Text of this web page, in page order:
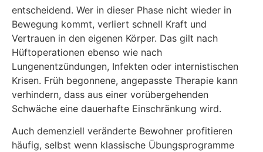
entscheidend. Wer in dieser Phase nicht wieder in
Bewegung kommt, verliert schnell Kraft und
Vertrauen in den eigenen Körper. Das gilt nach
Hüftoperationen ebenso wie nach
Lungenentzündungen, Infekten oder internistischen
Krisen. Früh begonnene, angepasste Therapie kann
verhindern, dass aus einer vorübergehenden
Schwäche eine dauerhafte Einschränkung wird.
Auch demenziell veränderte Bewohner profitieren
häufig, selbst wenn klassische Übungsprogramme